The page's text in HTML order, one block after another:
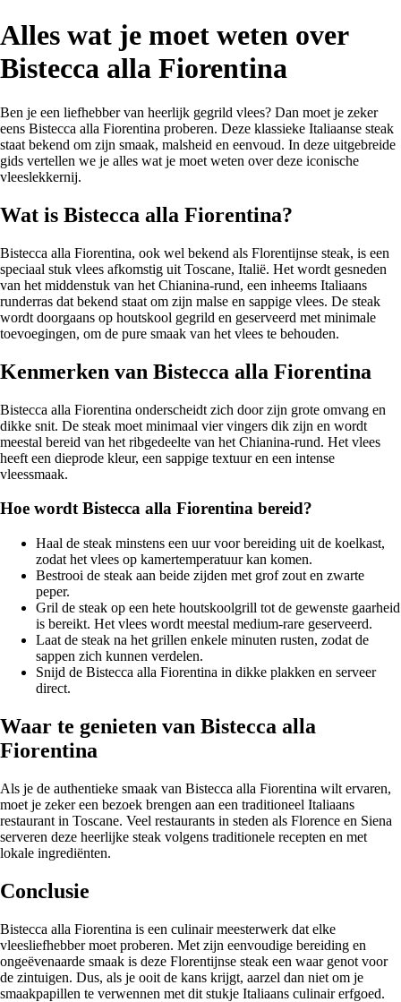
Alles wat je moet weten over
Bistecca alla Fiorentina
Ben je een liefhebber van heerlijk gegrild vlees? Dan moet je zeker
eens Bistecca alla Fiorentina proberen. Deze klassieke Italiaanse steak
staat bekend om zijn smaak, malsheid en eenvoud. In deze uitgebreide
gids vertellen we je alles wat je moet weten over deze iconische
vleeslekkernij.
Wat is Bistecca alla Fiorentina?
Bistecca alla Fiorentina, ook wel bekend als Florentijnse steak, is een
speciaal stuk vlees afkomstig uit Toscane, Italië. Het wordt gesneden
van het middenstuk van het Chianina-rund, een inheems Italiaans
runderras dat bekend staat om zijn malse en sappige vlees. De steak
wordt doorgaans op houtskool gegrild en geserveerd met minimale
toevoegingen, om de pure smaak van het vlees te behouden.
Kenmerken van Bistecca alla Fiorentina
Bistecca alla Fiorentina onderscheidt zich door zijn grote omvang en
dikke snit. De steak moet minimaal vier vingers dik zijn en wordt
meestal bereid van het ribgedeelte van het Chianina-rund. Het vlees
heeft een dieprode kleur, een sappige textuur en een intense
vleessmaak.
Hoe wordt Bistecca alla Fiorentina bereid?
Haal de steak minstens een uur voor bereiding uit de koelkast,
zodat het vlees op kamertemperatuur kan komen.
Bestrooi de steak aan beide zijden met grof zout en zwarte
peper.
Gril de steak op een hete houtskoolgrill tot de gewenste gaarheid
is bereikt. Het vlees wordt meestal medium-rare geserveerd.
Laat de steak na het grillen enkele minuten rusten, zodat de
sappen zich kunnen verdelen.
Snijd de Bistecca alla Fiorentina in dikke plakken en serveer
direct.
Waar te genieten van Bistecca alla
Fiorentina
Als je de authentieke smaak van Bistecca alla Fiorentina wilt ervaren,
moet je zeker een bezoek brengen aan een traditioneel Italiaans
restaurant in Toscane. Veel restaurants in steden als Florence en Siena
serveren deze heerlijke steak volgens traditionele recepten en met
lokale ingrediënten.
Conclusie
Bistecca alla Fiorentina is een culinair meesterwerk dat elke
vleesliefhebber moet proberen. Met zijn eenvoudige bereiding en
ongeëvenaarde smaak is deze Florentijnse steak een waar genot voor
de zintuigen. Dus, als je ooit de kans krijgt, aarzel dan niet om je
smaakpapillen te verwennen met dit stukje Italiaans culinair erfgoed.